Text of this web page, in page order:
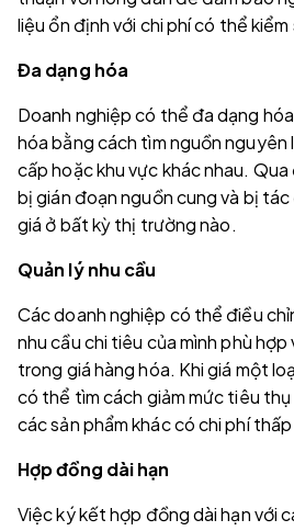
liệu ổn định với chi phí có thể
Đa dạng hóa
Doanh nghiệp có thể đa dạng
hóa bằng cách tìm nguồn nguyên
cấp hoặc khu vực khác nhau. Qua
bị gián đoạn nguồn cung và bị
giá ở bất kỳ thị trường nào.
Quản lý nhu cầu
Các doanh nghiệp có thể điều
nhu cầu chi tiêu của mình phù
trong giá hàng hóa. Khi giá một
có thể tìm cách giảm mức tiêu
các sản phẩm khác có chi phí
Hợp đồng dài hạn
Việc ký kết hợp đồng dài hạn với